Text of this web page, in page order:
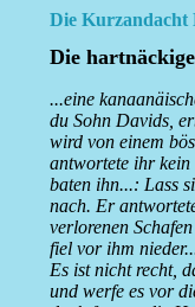
Die Kurzandacht
Die
...eine
du Sohn Davids,
wird von einem
antwortete ihr kein
baten ihn...: Lass
nach. Er
verlorenen
fiel vor ihm
Es ist nicht recht,
und werfe es vor